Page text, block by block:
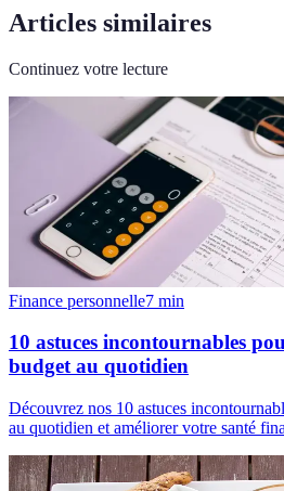
Articles similaires
Continuez votre lecture
Finance personnelle7 min
10 astuces incontournables
budget au quotidien
Découvrez nos 10 astuces
au quotidien et améliorer votre santé